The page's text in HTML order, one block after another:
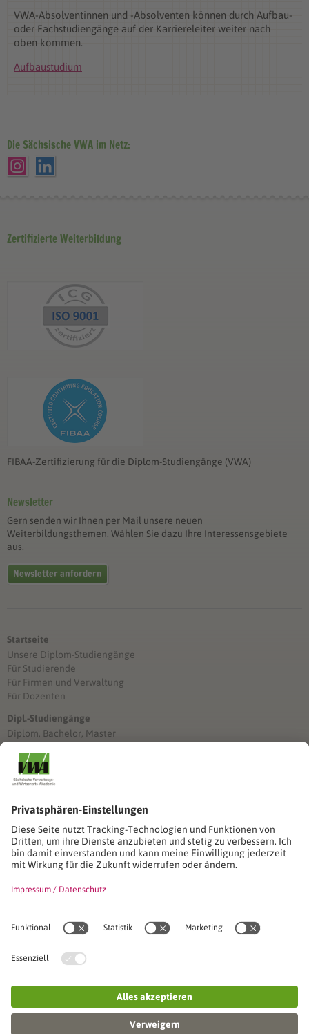
VWA-Absolventinnen und -Absolventen können durch Aufbau-
oder Fachstudiengänge auf der Karriereleiter weiter nach
oben kommen.
Aufbaustudium
Die Sächsische VWA im Netz:
Zertifizierte Weiterbildung
FIBAA-Zertifizierung für die Diplom-Studiengänge (VWA)
Newsletter
Gern senden wir Ihnen per Mail unsere neuen
Weiterbildungsthemen. Wählen Sie dazu Ihre Interessensgebiete
aus.
Newsletter anfordern
Startseite
Unsere Diplom-Studiengänge
Für Studierende
Für Firmen und Verwaltung
Für Dozenten
Dipl.-Studiengänge
Diplom, Bachelor, Master
Stimmen unserer Absolventinnen und Absolventen
Stimmen unserer Absolventinnen und Absolventen
Seminare
Seminardatenbank
Inhouseanfragen
Seminarreihen
VWA stellt sich vor
Unser SVWA-Team
Veranstaltungsorte und Raumanmietung